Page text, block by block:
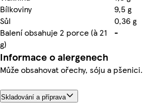
Bílkoviny
9,5 g
Sůl
0,36 g
Balení obsahuje 2 porce (à 21
g)
-
Informace o alergenech
Může obsahovat ořechy, sóju a pšenici.
Skladování a příprava